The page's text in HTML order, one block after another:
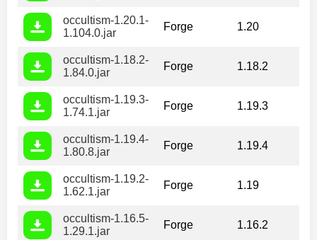
occultism-1.20.1-
1.104.0.jar
Forge 1.20
occultism-1.18.2-
1.84.0.jar
Forge 1.18.2
occultism-1.19.3-
1.74.1.jar
Forge 1.19.3
occultism-1.19.4-
1.80.8.jar
Forge 1.19.4
occultism-1.19.2-
1.62.1.jar
Forge 1.19
occultism-1.16.5-
1.29.1.jar
Forge 1.16.2